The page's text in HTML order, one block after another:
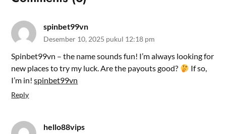
spinbet99vn
Desember 10, 2025 pukul 12:18 pm
Spinbet99vn – the name sounds fun! I’m always looking for
new places to try my luck. Are the payouts good?
If so,
I’m in!spinbet99vn
Reply
hello88vips